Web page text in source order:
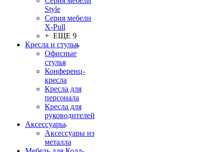
Style
Серия мебели
X-Pull
+ ЕЩЕ 9
Кресла и стулья
Офисные
стулья
Конференц-
кресла
Кресла для
персонала
Кресла для
руководителей
Аксессуары
Аксессуары из
металла